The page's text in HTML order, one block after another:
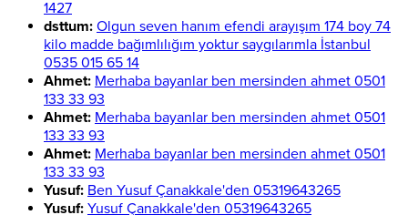
1427
dsttum: Olgun seven hanım efendi arayışım 174 boy 74
kilo madde bağımlılığım yoktur saygılarımla İstanbul
0535 015 65 14
Ahmet: Merhaba bayanlar ben mersinden ahmet 0501
133 33 93
Ahmet: Merhaba bayanlar ben mersinden ahmet 0501
133 33 93
Ahmet: Merhaba bayanlar ben mersinden ahmet 0501
133 33 93
Yusuf: Ben Yusuf Çanakkale'den 05319643265
Yusuf: Yusuf Çanakkale'den 05319643265